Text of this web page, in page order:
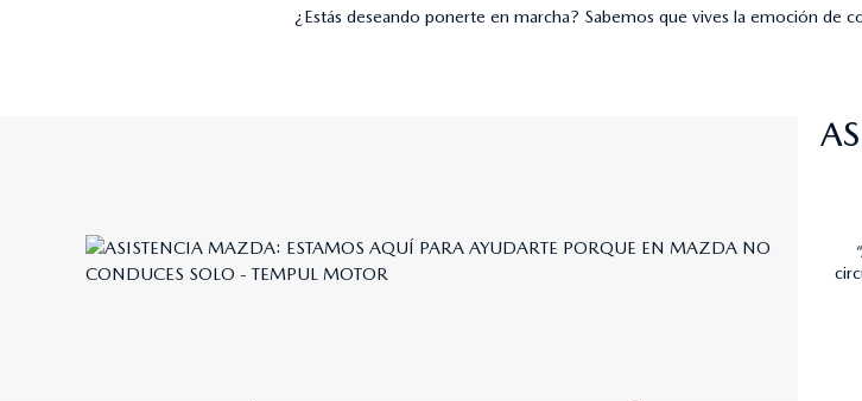
¿Estás deseando ponerte en marcha? Sabemos que vives la emoción de